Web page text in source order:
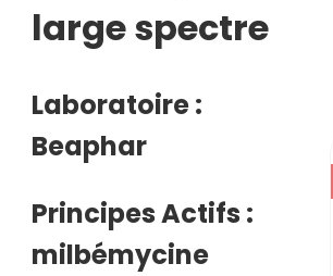
large spectre
Laboratoire :
Beaphar
Principes Actifs :
milbémycine